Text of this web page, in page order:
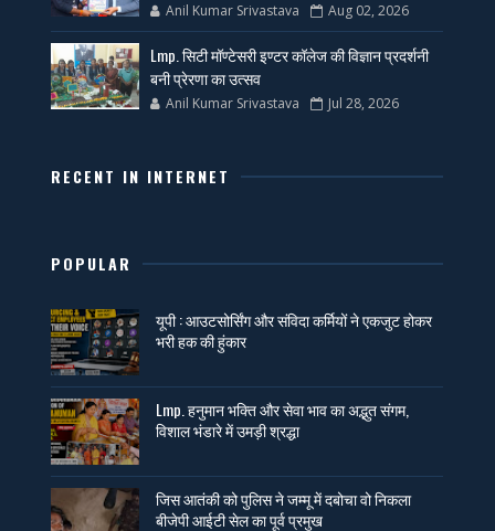
Anil Kumar Srivastava Aug 02, 2026
Lmp. सिटी मॉण्टेसरी इण्टर कॉलेज की विज्ञान प्रदर्शनी
बनी प्रेरणा का उत्सव
Anil Kumar Srivastava Jul 28, 2026
RECENT IN INTERNET
POPULAR
यूपी : आउटसोर्सिंग और संविदा कर्मियों ने एकजुट होकर
भरी हक की हुंकार
Lmp. हनुमान भक्ति और सेवा भाव का अद्भुत संगम,
विशाल भंडारे में उमड़ी श्रद्धा
जिस आतंकी को पुलिस ने जम्मू में दबोचा वो निकला
बीजेपी आईटी सेल का पूर्व प्रमुख